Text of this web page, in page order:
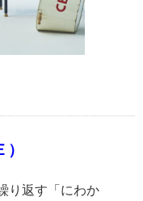
り返す「にわか